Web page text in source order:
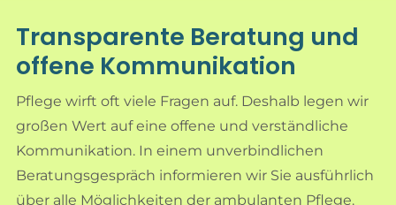
Transparente Beratung und
offene Kommunikation
Pflege wirft oft viele Fragen auf. Deshalb legen wir
großen Wert auf eine offene und verständliche
Kommunikation. In einem unverbindlichen
Beratungsgespräch informieren wir Sie ausführlich
über alle Möglichkeiten der ambulanten Pflege.